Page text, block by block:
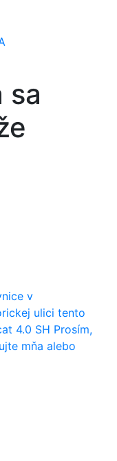
sa
v
ulici tento
4.0 SH Prosím,
mňa alebo